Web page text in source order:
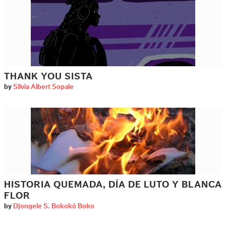
THANK YOU SISTA
by Silvia Albert Sopale
HISTORIA QUEMADA, DÍA DE LUTO Y BLANCA
FLOR
by Djongele S. Bokokó Boko